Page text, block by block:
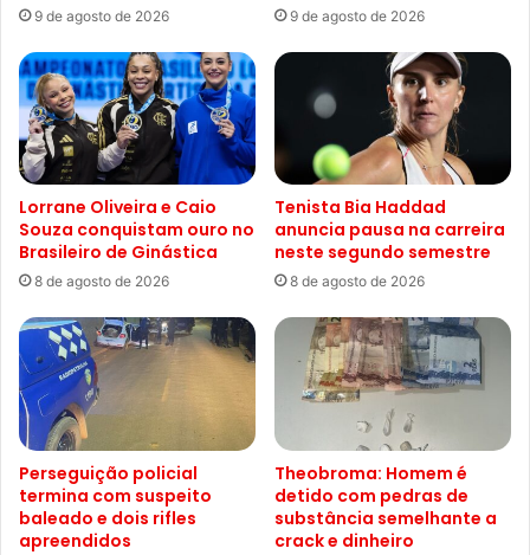
9 de agosto de 2026 9 de agosto de 2026
Lorrane Oliveira e Caio
Souza conquistam ouro no
Brasileiro de Ginástica
8 de agosto de 2026
Tenista Bia Haddad
anuncia pausa na carreira
neste segundo semestre
8 de agosto de 2026
Perseguição policial
termina com suspeito
baleado e dois rifles
apreendidos
Theobroma: Homem é
detido com pedras de
substância semelhante a
crack e dinheiro